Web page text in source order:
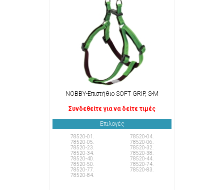
NOBBY-Επιστήθιο SOFT GRIP, S-M
Συνδεθείτε για να δείτε τιμές
Επιλογές
78520-01.
78520-04.
78520-05.
78520-06.
78520-23.
78520-32.
78520-34.
78520-38.
78520-40.
78520-44.
78520-50.
78520-74.
78520-77.
78520-83.
78520-84.